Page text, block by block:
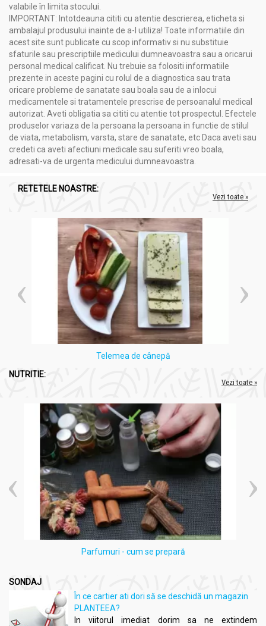
valabile în limita stocului.
IMPORTANT: Intotdeauna cititi cu atentie descrierea, eticheta si
ambalajul produsului inainte de a-l utiliza! Toate informatiile din
acest site sunt publicate cu scop informativ si nu substituie
sfaturile sau prescriptiile medicului dumneavoastra sau a oricarui
personal medical calificat. Nu trebuie sa folositi informatiile
prezente in aceste pagini cu rolul de a diagnostica sau trata
oricare probleme de sanatate sau boala sau de a inlocui
medicamentele si tratamentele prescrise de persoanalul medical
autorizat. Aveti obligatia sa cititi cu atentie tot prospectul. Efectele
produselor variaza de la persoana la persoana in functie de stilul
de viata, metabolism, varsta, stare de sanatate, etc Daca aveti sau
credeti ca aveti afectiuni medicale sau suferiti vreo boala,
adresati-va de urgenta medicului dumneavoastra.
RETETELE NOASTRE:
Vezi toate »
Telemea de cânepă
NUTRITIE:
Vezi toate »
Parfumuri - cum se prepară
SONDAJ
În ce cartier ati dori să se deschidă un magazin
PLANTEEA?
In viitorul imediat dorim sa ne extindem